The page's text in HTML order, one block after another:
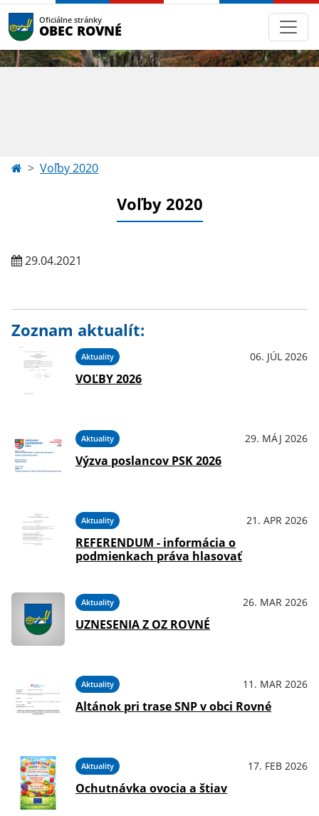
Oficiálne stránky
OBEC ROVNÉ
Voľby 2020
Voľby 2020
29.04.2021
Zoznam aktualít:
Aktuality 06. JÚL 2026
VOĽBY 2026
Aktuality 29. MÁJ 2026
Výzva poslancov PSK 2026
Aktuality 21. APR 2026
REFERENDUM - informácia o
podmienkach práva hlasovať
Aktuality 26. MAR 2026
UZNESENIA Z OZ ROVNÉ
Aktuality 11. MAR 2026
Altánok pri trase SNP v obci Rovné
Aktuality 17. FEB 2026
Ochutnávka ovocia a štiav